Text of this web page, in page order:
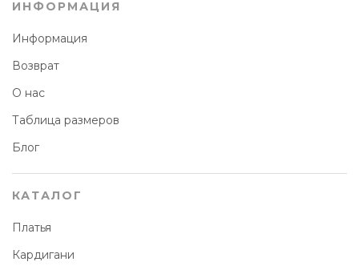
ИНФОРМАЦИЯ
Информация
Возврат
О нас
Таблица размеров
Блог
КАТАЛОГ
Платья
Кардигани